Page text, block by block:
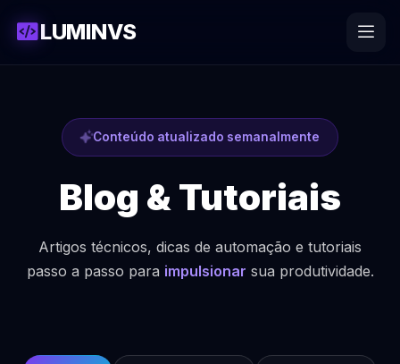
LUMINVS
Conteúdo atualizado semanalmente
Blog & Tutoriais
Artigos técnicos, dicas de automação e tutoriais
passo a passo para impulsionar sua produtividade.